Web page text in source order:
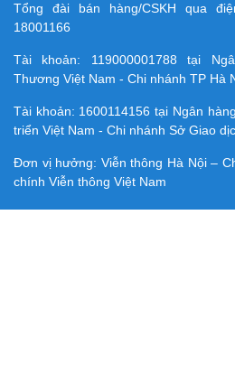
Tổng đài bán hàng/CSKH qua
18001166
Tài khoản: 119000001788 tại
Thương Việt Nam - Chi nhánh TP Hà
Tài khoản: 1600114156 tại Ngân
triển Việt Nam - Chi nhánh Sở Giao
Đơn vị hưởng: Viễn thông Hà Nội –
chính Viễn thông Việt Nam